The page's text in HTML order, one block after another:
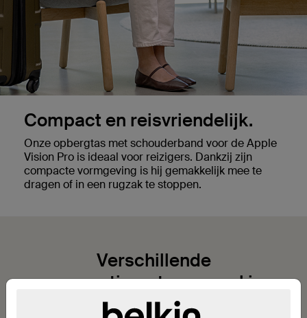
Compact en reisvriendelijk.
Onze opbergtas met schouderband voor de Apple
Vision Pro is ideaal voor reizigers. Dankzij zijn
compacte vormgeving is hij gemakkelijk mee te
dragen of in een rugzak te stoppen.
Verschillende
compartimenten voor al je
spullen.